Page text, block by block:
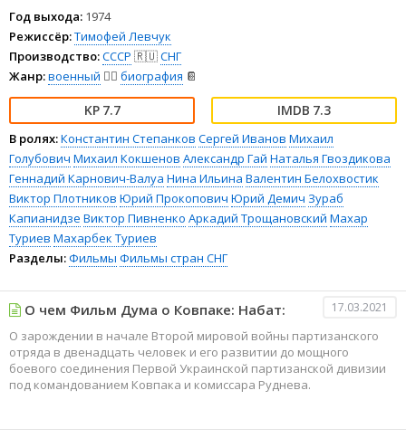
Год выхода: 1974
Режиссёр:Тимофей Левчук
Производство:СССР 🇷🇺СНГ
Жанр:военный 👨‍✈️ биография 📔
7.7 7.3
В ролях:Константин Степанков Сергей Иванов Михаил
Голубович Михаил Кокшенов Александр Гай Наталья Гвоздикова
Геннадий Карнович-Валуа Нина Ильина Валентин Белохвостик
Виктор Плотников Юрий Прокопович Юрий Демич Зураб
Капианидзе Виктор Пивненко Аркадий Трощановский Махар
Туриев Махарбек Туриев
Разделы:Фильмы Фильмы стран СНГ
О чем Фильм Дума о Ковпаке: Набат: 17.03.2021
О зарождении в начале Второй мировой войны партизанского
отряда в двенадцать человек и его развитии до мощного
боевого соединения Первой Украинской партизанской дивизии
под командованием Ковпака и комиссара Руднева.